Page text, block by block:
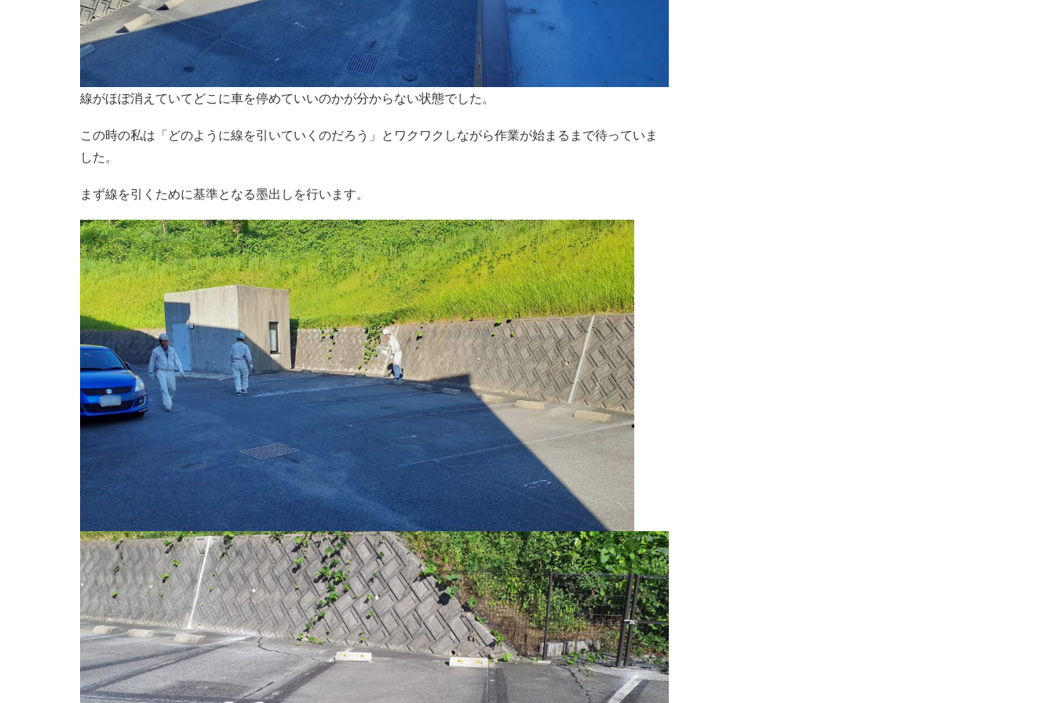
線がほぼ消えていてどこに車を停めていいのかが分からない状態でした。
この時の私は「どのように線を引いていくのだろう」とワクワクしながら作業が始まるまで待っていま
した。
まず線を引くために基準となる墨出しを行います。